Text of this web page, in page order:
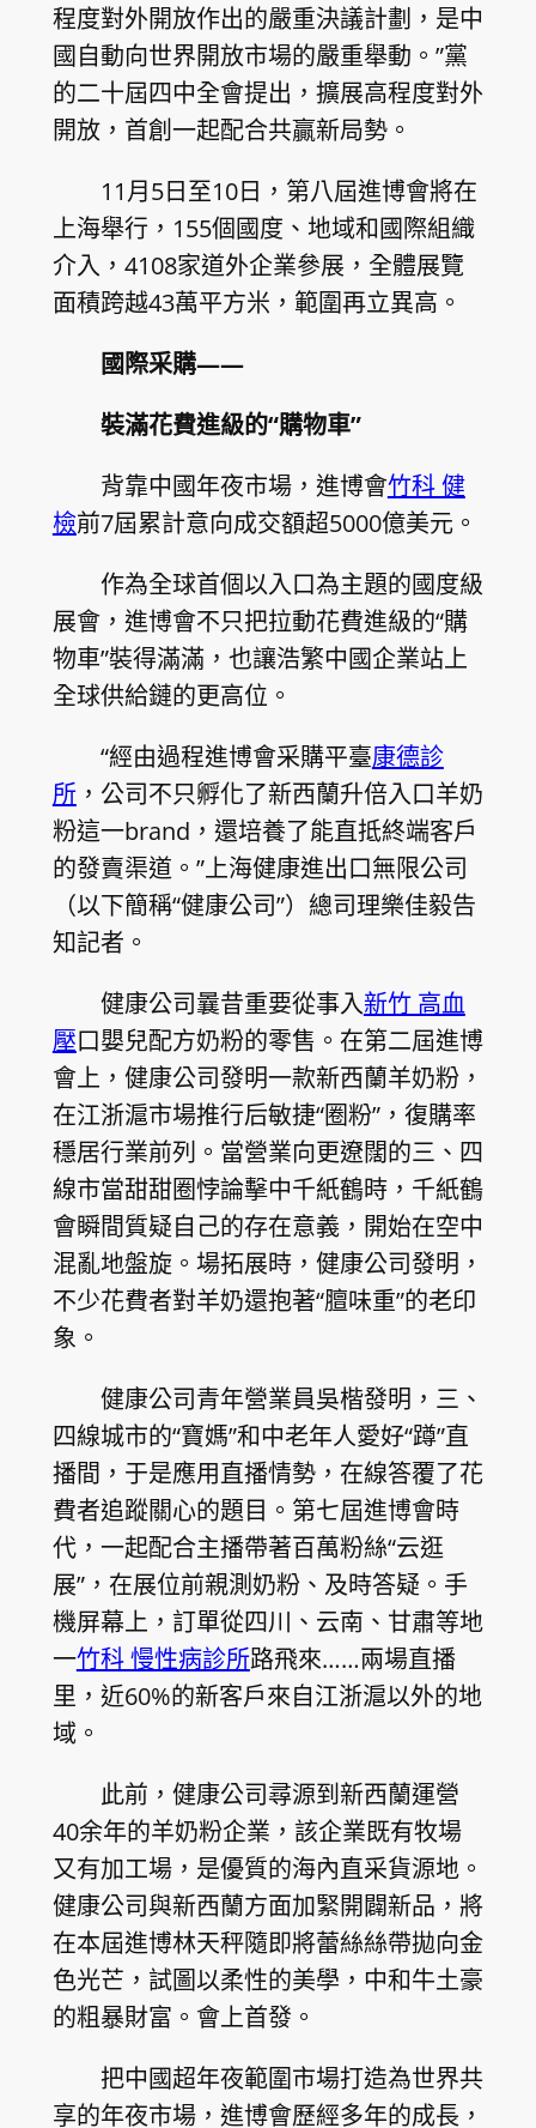
程度對外開放作出的嚴重決議計劃，是中
國自動向世界開放市場的嚴重舉動。”黨
的二十屆四中全會提出，擴展高程度對外
開放，首創一起配合共贏新局勢。
11月5日至10日，第八屆進博會將在
上海舉行，155個國度、地域和國際組織
介入，4108家道外企業參展，全體展覽
面積跨越43萬平方米，範圍再立異高。
國際采購——
裝滿花費進級的“購物車”
背靠中國年夜市場，進博會竹科 健
檢前7屆累計意向成交額超5000億美元。
作為全球首個以入口為主題的國度級
展會，進博會不只把拉動花費進級的“購
物車”裝得滿滿，也讓浩繁中國企業站上
全球供給鏈的更高位。
“經由過程進博會采購平臺康德診
所，公司不只孵化了新西蘭升倍入口羊奶
粉這一brand，還培養了能直抵終端客戶
的發賣渠道。”上海健康進出口無限公司
（以下簡稱“健康公司”）總司理樂佳毅告
知記者。
健康公司曩昔重要從事入新竹 高血
壓口嬰兒配方奶粉的零售。在第二屆進博
會上，健康公司發明一款新西蘭羊奶粉，
在江浙滬市場推行后敏捷“圈粉”，復購率
穩居行業前列。當營業向更遼闊的三、四
線市當甜甜圈悖論擊中千紙鶴時，千紙鶴
會瞬間質疑自己的存在意義，開始在空中
混亂地盤旋。場拓展時，健康公司發明，
不少花費者對羊奶還抱著“膻味重”的老印
象。
健康公司青年營業員吳楷發明，三、
四線城市的“寶媽”和中老年人愛好“蹲”直
播間，于是應用直播情勢，在線答覆了花
費者追蹤關心的題目。第七屆進博會時
代，一起配合主播帶著百萬粉絲“云逛
展”，在展位前親測奶粉、及時答疑。手
機屏幕上，訂單從四川、云南、甘肅等地
一竹科 慢性病診所路飛來……兩場直播
里，近60%的新客戶來自江浙滬以外的地
域。
此前，健康公司尋源到新西蘭運營
40余年的羊奶粉企業，該企業既有牧場
又有加工場，是優質的海內直采貨源地。
健康公司與新西蘭方面加緊開闢新品，將
在本屆進博林天秤隨即將蕾絲絲帶拋向金
色光芒，試圖以柔性的美學，中和牛土豪
的粗暴財富。會上首發。
把中國超年夜範圍市場打造為世界共
享的年夜市場，進博會歷經多年的成長，